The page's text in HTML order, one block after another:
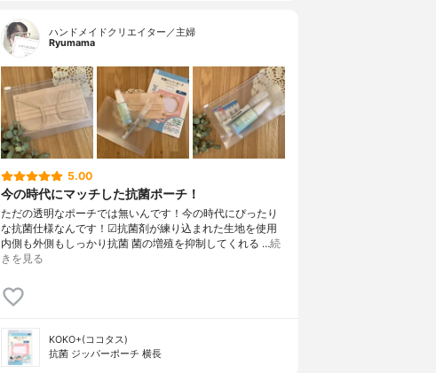
ハンドメイドクリエイター／主婦
Ryumama
5.00
今の時代にマッチした抗菌ポーチ！
ただの透明なポーチでは無いんです！今の時代にぴったり
な抗菌仕様なんです！☑︎抗菌剤が練り込まれた生地を使用
内側も外側もしっかり抗菌 菌の増殖を抑制してくれる …続
きを見る
KOKO+(ココタス)
抗菌 ジッパーポーチ 横長